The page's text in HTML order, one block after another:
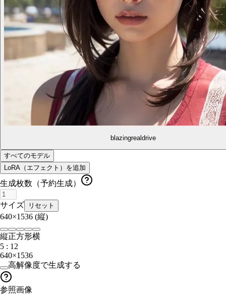
blazingrealdrive
すべてのモデル
LoRA（エフェクト）を追加
生成枚数（予約生成）
サイズ リセット
640×1536 (縦)
縦正方形横
5 : 12
640×1536
高解像度で生成する
参照画像